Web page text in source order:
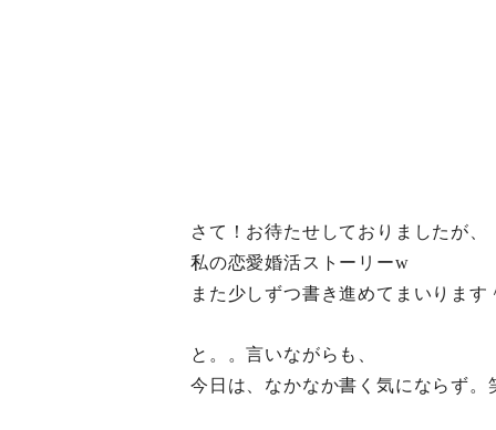
さて！お待たせしておりましたが、
私の恋愛婚活ストーリーw
また少しずつ書き進めてまいります
と。。言いながらも、
今日は、なかなか書く気にならず。